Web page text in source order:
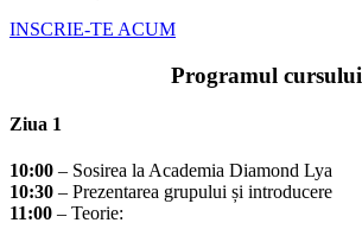
INSCRIE-TE ACUM
Programul cursului
Ziua 1
10:00 – Sosirea la Academia Diamond Lya
10:30 – Prezentarea grupului și introducere
11:00 – Teorie: